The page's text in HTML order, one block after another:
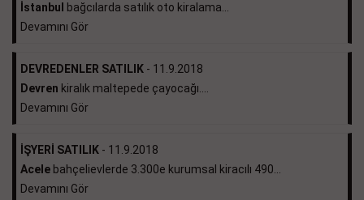
İstanbul
bağcılarda satılık oto kiralama...
Devamını Gör
DEVREDENLER SATILIK - 11.9.2018
Devren kiralık maltepede çayocağı....
Devamını Gör
İŞYERİ SATILIK - 11.9.2018
Acele bahçelievlerde 3.300e kurumsal kiracılı 490...
Devamını Gör